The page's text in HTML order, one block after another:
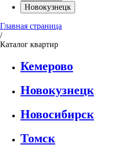
Новокузнецк
Главная страница
/
Каталог квартир
Кемерово
Новокузнецк
Новосибирск
Томск